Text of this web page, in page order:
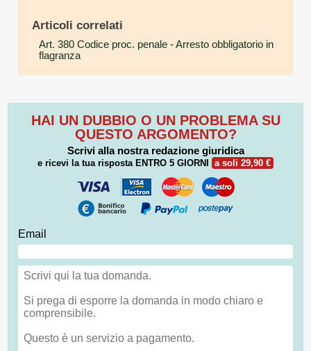
Articoli correlati
Art. 380 Codice proc. penale - Arresto obbligatorio in
flagranza
HAI UN DUBBIO O UN PROBLEMA SU
QUESTO ARGOMENTO?
Scrivi alla nostra redazione giuridica
e ricevi la tua risposta ENTRO 5 GIORNI a soli 29,90 €
Email